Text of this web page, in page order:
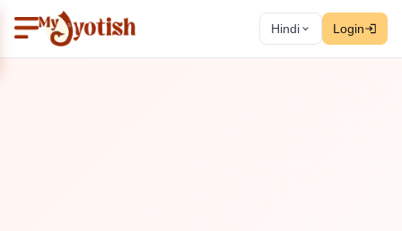
Hindi Login